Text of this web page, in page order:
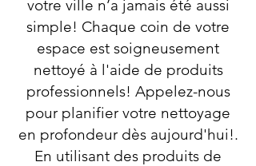
votre ville n’a jamais été aussi
simple! Chaque coin de votre
espace est soigneusement
nettoyé à l'aide de produits
professionnels! Appelez-nous
pour planifier votre nettoyage
en profondeur dès aujourd'hui!.
En utilisant des produits de